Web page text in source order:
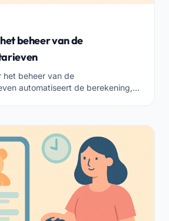
beheer van de
het beheer van de
automatiseert de berekening,